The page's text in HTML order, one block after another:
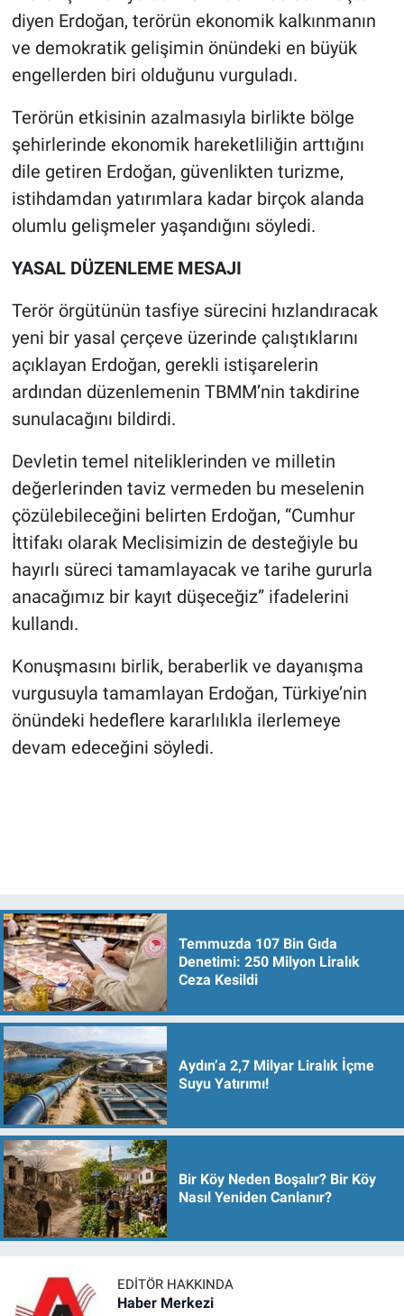
diyen Erdoğan, terörün ekonomik kalkınmanın
ve demokratik gelişimin önündeki en büyük
engellerden biri olduğunu vurguladı.
Terörün etkisinin azalmasıyla birlikte bölge
şehirlerinde ekonomik hareketliliğin arttığını
dile getiren Erdoğan, güvenlikten turizme,
istihdamdan yatırımlara kadar birçok alanda
olumlu gelişmeler yaşandığını söyledi.
YASAL DÜZENLEME MESAJI
Terör örgütünün tasfiye sürecini hızlandıracak
yeni bir yasal çerçeve üzerinde çalıştıklarını
açıklayan Erdoğan, gerekli istişarelerin
ardından düzenlemenin TBMM’nin takdirine
sunulacağını bildirdi.
Devletin temel niteliklerinden ve milletin
değerlerinden taviz vermeden bu meselenin
çözülebileceğini belirten Erdoğan, “Cumhur
İttifakı olarak Meclisimizin de desteğiyle bu
hayırlı süreci tamamlayacak ve tarihe gururla
anacağımız bir kayıt düşeceğiz” ifadelerini
kullandı.
Konuşmasını birlik, beraberlik ve dayanışma
vurgusuyla tamamlayan Erdoğan, Türkiye’nin
önündeki hedeflere kararlılıkla ilerlemeye
devam edeceğini söyledi.
Temmuzda 107 Bin Gıda
Denetimi: 250 Milyon Liralık
Ceza Kesildi
Aydın’a 2,7 Milyar Liralık İçme
Suyu Yatırımı!
Bir Köy Neden Boşalır? Bir Köy
Nasıl Yeniden Canlanır?
EDITÖR HAKKINDA
Haber Merkezi